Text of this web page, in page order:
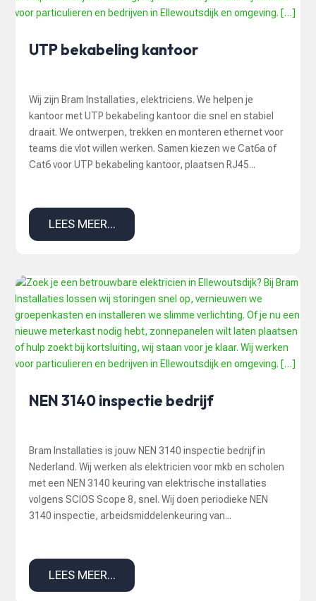
UTP bekabeling kantoor
Wij zijn Bram Installaties, elektriciens. We helpen je
kantoor met UTP bekabeling kantoor die snel en stabiel
draait. We ontwerpen, trekken en monteren ethernet voor
teams die vlot willen werken. Samen kiezen we Cat6a of
Cat6 voor UTP bekabeling kantoor, plaatsen RJ45...
LEES MEER...
NEN 3140 inspectie bedrijf
Bram Installaties is jouw NEN 3140 inspectie bedrijf in
Nederland. Wij werken als elektricien voor mkb en scholen
met een NEN 3140 keuring van elektrische installaties
volgens SCIOS Scope 8, snel. Wij doen periodieke NEN
3140 inspectie, arbeidsmiddelenkeuring van...
LEES MEER...